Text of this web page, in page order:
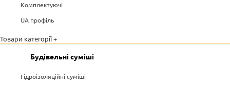
Комплектуючі
UA профіль
Товари категорії +
Будівельні суміші
Гідроізоляційні суміші